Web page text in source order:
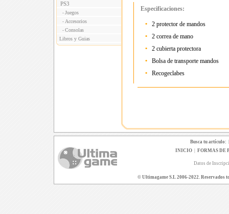
PS3
- Juegos
- Accesorios
- Consolas
Libros y Guias
Especificaciones:
•
2 protector de mandos
•
2 correa de mano
•
2 cubierta protectora
•
Bolsa de transporte mandos
•
Recogeclabes
Busca tu artículo:
INICIO| FORMAS DE
Datos de
© Ultimagame S.L 2006-2022. Reservados